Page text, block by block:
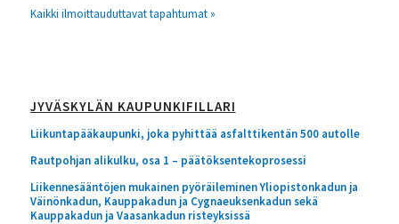
Kaikki ilmoittauduttavat tapahtumat »
JYVÄSKYLÄN KAUPUNKIFILLARI
Liikuntapääkaupunki, joka pyhittää asfalttikentän 500 autolle
Rautpohjan alikulku, osa 1 – päätöksentekoprosessi
Liikennesääntöjen mukainen pyöräileminen Yliopistonkadun ja
Väinönkadun, Kauppakadun ja Cygnaeuksenkadun sekä
Kauppakadun ja Vaasankadun risteyksissä